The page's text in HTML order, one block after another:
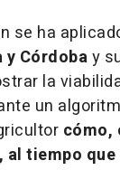
se ha
y Córdobay
la
un
cómo,
al tiempo